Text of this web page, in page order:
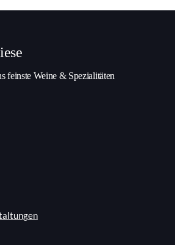
feinste Weine & Spezialitäten